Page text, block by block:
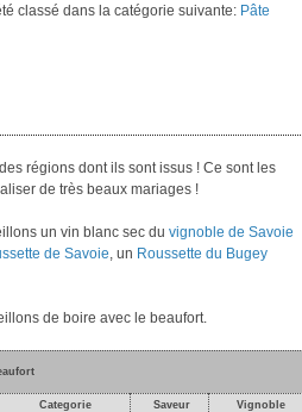
classé dans la catégorie suivante: Pâte
régions dont ils sont issus ! Ce sont les
de très beaux mariages !
un vin blanc sec du vignoble de Savoie
de Savoie, un Roussette du Bugey
de boire avec le beaufort.
Categorie Saveur Vignoble